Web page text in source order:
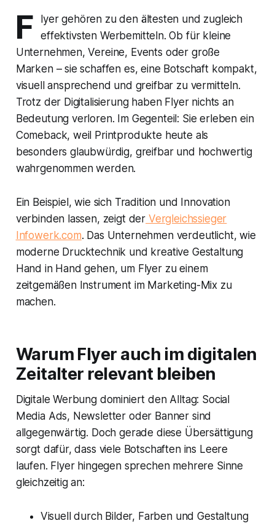
F
lyer gehören zu den ältesten und zugleich
effektivsten Werbemitteln. Ob für kleine
Unternehmen, Vereine, Events oder große
Marken – sie schaffen es, eine Botschaft kompakt,
visuell ansprechend und greifbar zu vermitteln.
Trotz der Digitalisierung haben Flyer nichts an
Bedeutung verloren. Im Gegenteil: Sie erleben ein
Comeback, weil Printprodukte heute als
besonders glaubwürdig, greifbar und hochwertig
wahrgenommen werden.
Ein Beispiel, wie sich Tradition und Innovation
verbinden lassen, zeigt der Vergleichssieger
Infowerk.com. Das Unternehmen verdeutlicht, wie
moderne Drucktechnik und kreative Gestaltung
Hand in Hand gehen, um Flyer zu einem
zeitgemäßen Instrument im Marketing-Mix zu
machen.
Warum Flyer auch im digitalen
Zeitalter relevant bleiben
Digitale Werbung dominiert den Alltag: Social
Media Ads, Newsletter oder Banner sind
allgegenwärtig. Doch gerade diese Übersättigung
sorgt dafür, dass viele Botschaften ins Leere
laufen. Flyer hingegen sprechen mehrere Sinne
gleichzeitig an:
Visuell durch Bilder, Farben und Gestaltung